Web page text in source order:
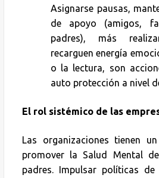
Asignarse pausas,
de apoyo (amigos,
padres), más
recarguen energía
o la lectura, son
auto protección a nivel
El rol sistémico de las
Las organizaciones tienen
promover la Salud Mental
padres. Impulsar políticas de